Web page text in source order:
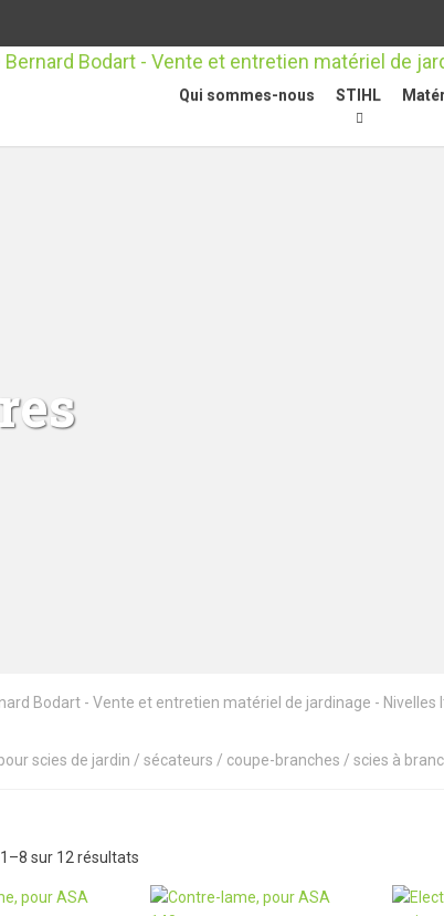
Qui sommes-nous STIHL
Bodart - Vente et entretien matériel de jardinage - Nivelles
scies de jardin / sécateurs / coupe-branches / scies à
sur 12 résultats